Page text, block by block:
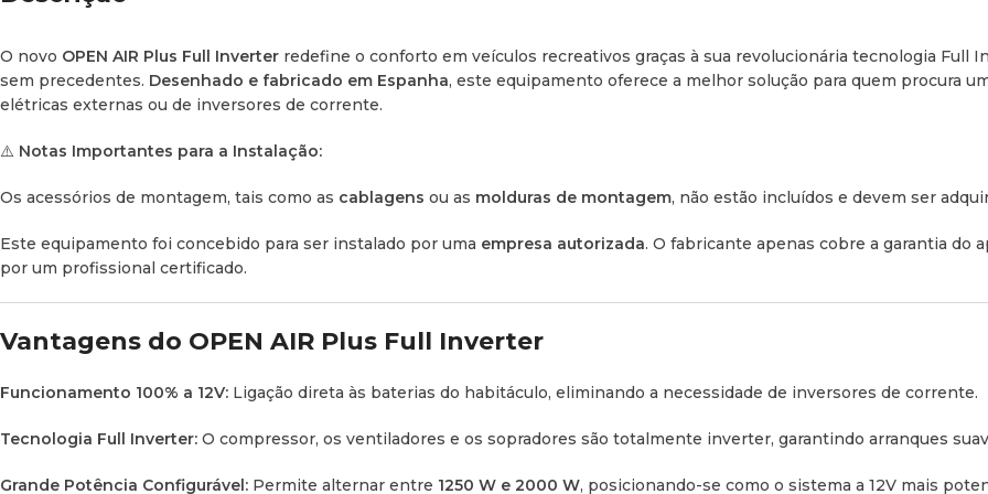
Iluminação Ambiente LED
distância por
Sustentabilidade:
Veículos Recreativos:
ambientes muito quentes.
O novo OPEN AIR Plus Full Inverter redefine o conforto em veículos recreativos graças à sua revolucionária tecnologia Full
sem precedentes. Desenhado e fabricado em Espanha, este equipamento oferece a melhor solução para quem procura
elétricas externas ou de inversores de corrente.
⚠️ Notas Importantes para a Instalação:
Os acessórios de montagem, tais como as cablagens ou as molduras de montagem, não estão incluídos e devem ser
Este equipamento foi concebido para ser instalado por uma empresa autorizada. O fabricante apenas cobre a garantia do
por um profissional certificado.
Vantagens do OPEN AIR Plus Full Inverter
Funcionamento 100% a 12V: Ligação direta às baterias do habitáculo, eliminando a necessidade de inversores de corrente.
Tecnologia Full Inverter: O compressor, os ventiladores e os sopradores são totalmente inverter, garantindo arranques
Grande Potência Configurável: Permite alternar entre 1250 W e 2000 W, posicionando-se como o sistema a 12V mais